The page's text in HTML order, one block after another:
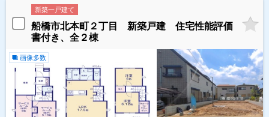
新築一戸建て
船橋市北本町２丁目 新築戸建 住宅性能評価
書付き、全２棟
画像多数